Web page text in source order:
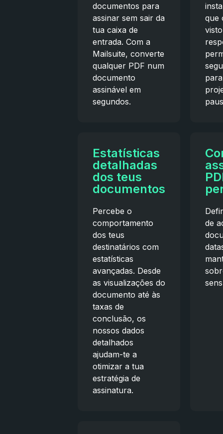
documentos para
assinar sem sair da
tua caixa de
entrada. Com a
Mailsuite, converte
qualquer PDF num
documento
assinável em
segundos.
que
Estatísticas
detalhadas
dos teus
documentos
Percebe o
comportamento
dos teus
destinatários com
estatísticas
avançadas. Desde
as visualizações do
documento até às
taxas de
conclusão, os
nossos dados
detalhados
ajudam-te a
otimizar a tua
estratégia de
assinatura.
de